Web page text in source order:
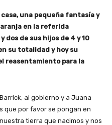
una pequeña fantasía y
en la referida
dos de sus hijos de 4 y 10
su totalidad y hoy su
reasentamiento para la
al gobierno y a Juana
que por favor se pongan en
tierra que nacimos y nos